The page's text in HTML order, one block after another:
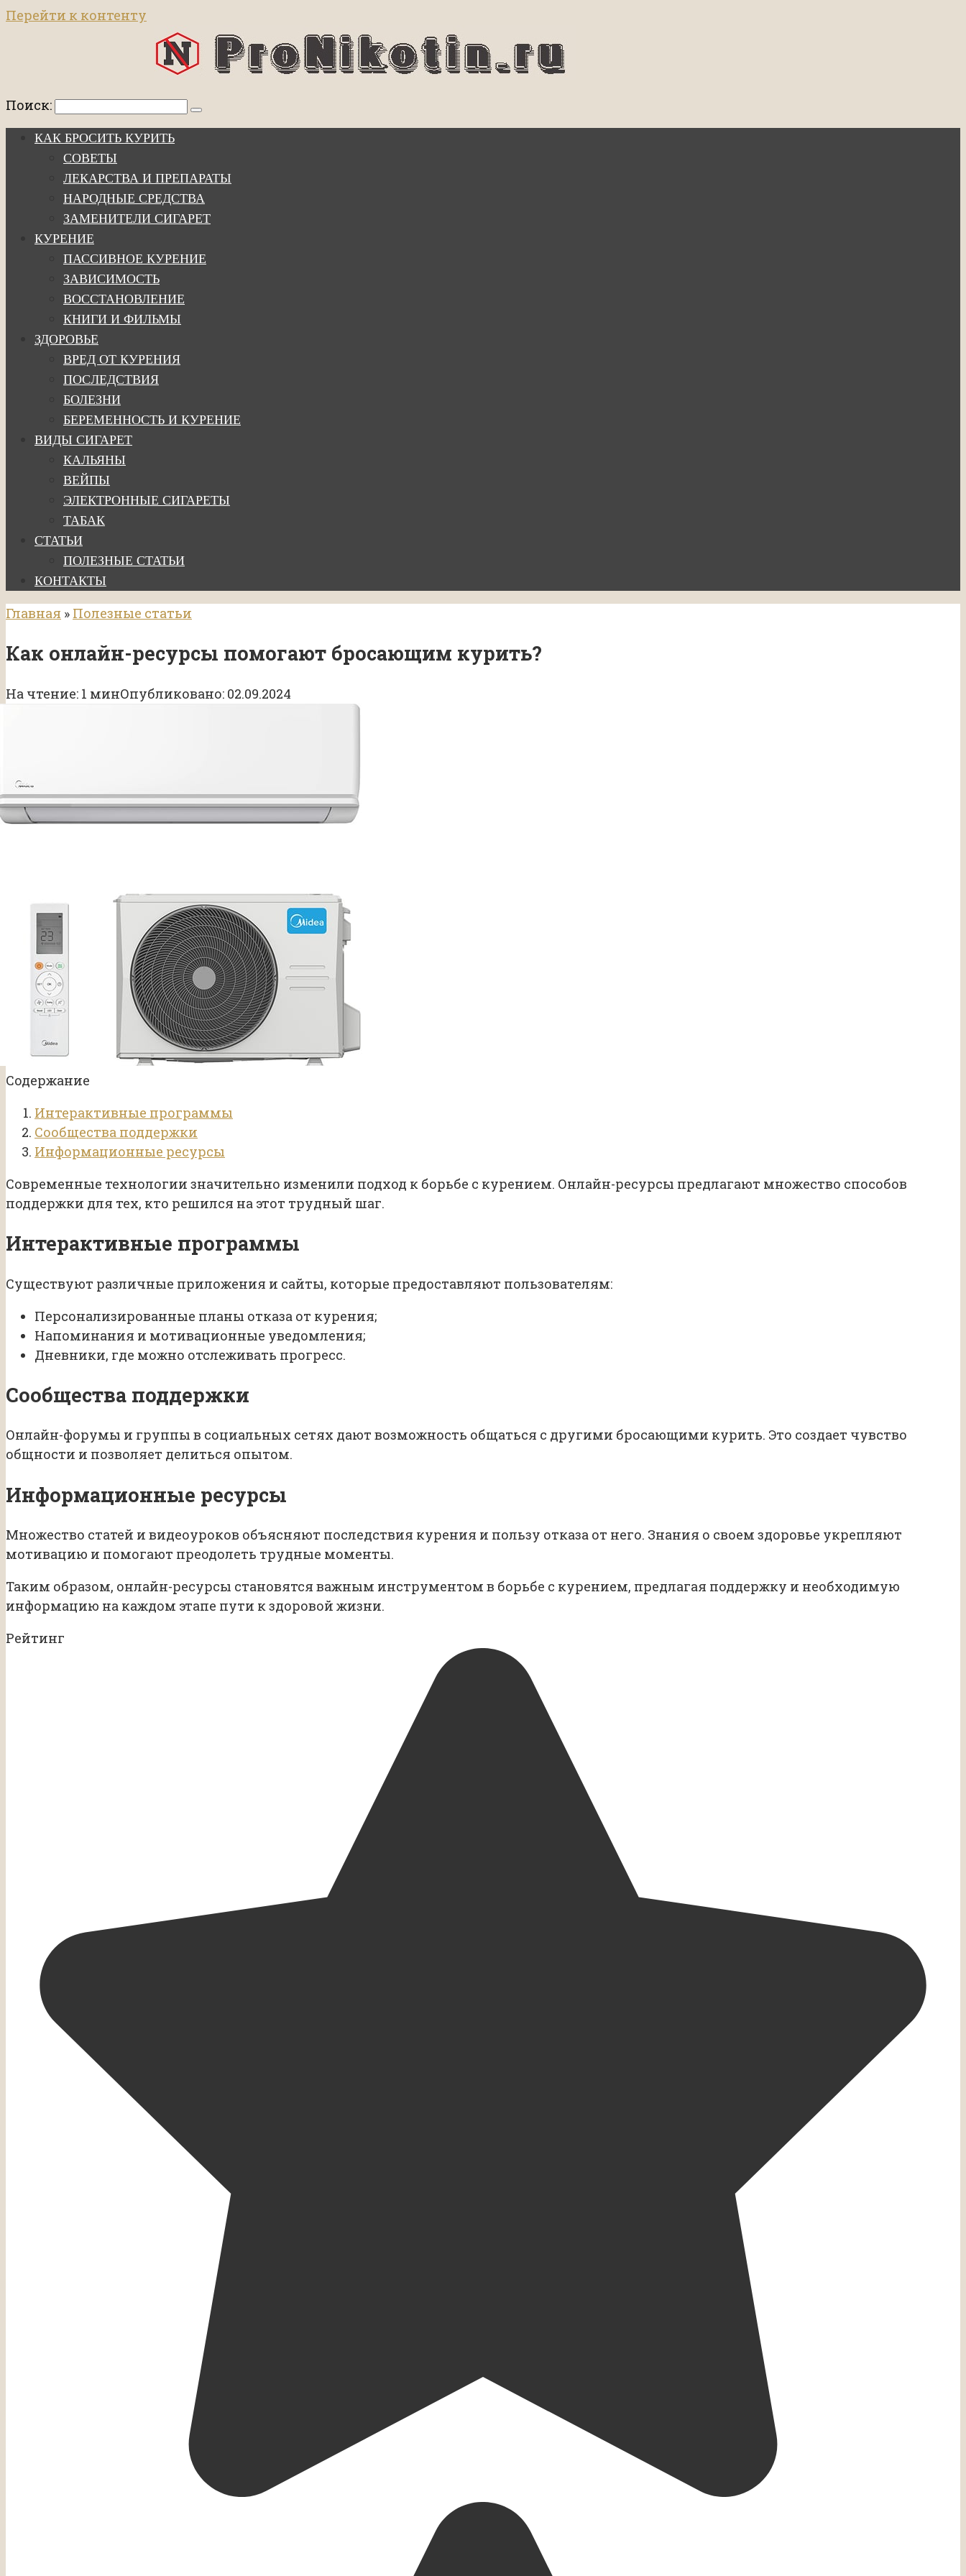
Перейти к контенту
Поиск:
КАК БРОСИТЬ КУРИТЬ
СОВЕТЫ
ЛЕКАРСТВА И ПРЕПАРАТЫ
НАРОДНЫЕ СРЕДСТВА
ЗАМЕНИТЕЛИ СИГАРЕТ
КУРЕНИЕ
ПАССИВНОЕ КУРЕНИЕ
ЗАВИСИМОСТЬ
ВОССТАНОВЛЕНИЕ
КНИГИ И ФИЛЬМЫ
ЗДОРОВЬЕ
ВРЕД ОТ КУРЕНИЯ
ПОСЛЕДСТВИЯ
БОЛЕЗНИ
БЕРЕМЕННОСТЬ И КУРЕНИЕ
ВИДЫ СИГАРЕТ
КАЛЬЯНЫ
ВЕЙПЫ
ЭЛЕКТРОННЫЕ СИГАРЕТЫ
ТАБАК
СТАТЬИ
ПОЛЕЗНЫЕ СТАТЬИ
КОНТАКТЫ
Главная » Полезные статьи
Как онлайн-ресурсы помогают бросающим курить?
На чтение: 1 минОпубликовано: 02.09.2024
Содержание
Интерактивные программы
Сообщества поддержки
Информационные ресурсы
Современные технологии значительно изменили подход к борьбе с курением. Онлайн-ресурсы предлагают множество способов
поддержки для тех, кто решился на этот трудный шаг.
Интерактивные программы
Существуют различные приложения и сайты, которые предоставляют пользователям:
Персонализированные планы отказа от курения;
Напоминания и мотивационные уведомления;
Дневники, где можно отслеживать прогресс.
Сообщества поддержки
Онлайн-форумы и группы в социальных сетях дают возможность общаться с другими бросающими курить. Это создает чувство
общности и позволяет делиться опытом.
Информационные ресурсы
Множество статей и видеоуроков объясняют последствия курения и пользу отказа от него. Знания о своем здоровье укрепляют
мотивацию и помогают преодолеть трудные моменты.
Таким образом, онлайн-ресурсы становятся важным инструментом в борьбе с курением, предлагая поддержку и необходимую
информацию на каждом этапе пути к здоровой жизни.
Рейтинг